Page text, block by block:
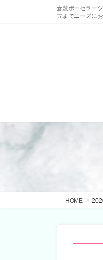
倉敷ポーセラー
方までニーズに
HOME